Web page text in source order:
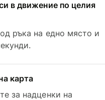
в движение по целия
ръка на едно място и
карта
за надценки на